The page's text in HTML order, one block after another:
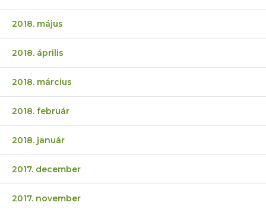
2018. május
2018. április
2018. március
2018. február
2018. január
2017. december
2017. november